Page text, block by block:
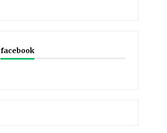
facebook